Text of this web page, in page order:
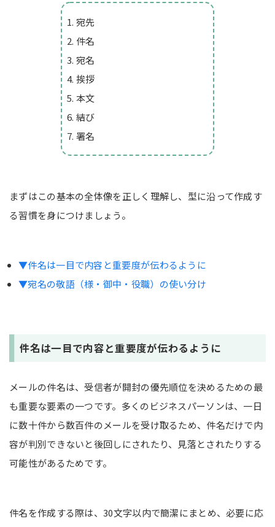
宛先
件名
宛名
挨拶
本文
結び
署名
まずはこの基本の全体像を正しく理解し、型に沿って作成す
る習慣を身につけましょう。
▼件名は一目で内容と重要度が伝わるように
▼宛名の敬語（様・御中・役職）の使い分け
件名は一目で内容と重要度が伝わるように
メールの件名は、受信者が開封の優先順位を決めるための最
も重要な要素の一つです。多くのビジネスパーソンは、一日
に数十件から数百件のメールを受け取るため、件名だけで内
容が判別できないと後回しにされたり、見落とされたりする
可能性があるためです。
件名を作成する際は、30文字以内で簡潔にまとめ、必要に応